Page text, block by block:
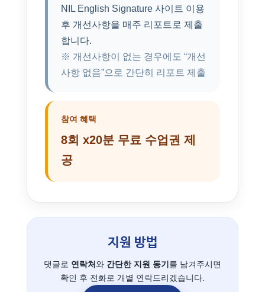
NIL English Signature 사이트 이용
후 개선사항을 매주 리포트로 제출
합니다.
※ 개선사항이 없는 경우에도 “개선
사항 없음”으로 간단히 리포트 제출
참여 혜택
8회 x20분 무료 수업권 제
공
지원 방법
댓글로 연락처와 간단한 지원 동기 를 남겨주시면
확인 후 전화로 개별 연락드리겠습니다.